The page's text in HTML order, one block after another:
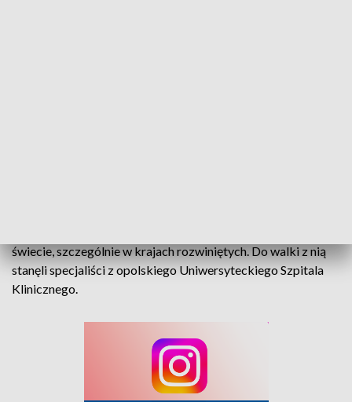
świecie, szczególnie w krajach rozwiniętych. Do walki z nią
stanęli specjaliści z opolskiego Uniwersyteckiego Szpitala
Klinicznego.